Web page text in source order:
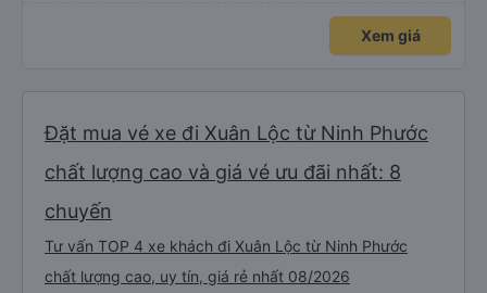
Xem giá
Đặt mua vé xe đi Xuân Lộc từ Ninh Phước
chất lượng cao và giá vé ưu đãi nhất: 8
chuyến
Tư vấn TOP 4 xe khách đi Xuân Lộc từ Ninh Phước
chất lượng cao, uy tín, giá rẻ nhất 08/2026